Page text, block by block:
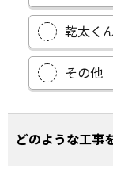
乾太く
その他
どのような工事